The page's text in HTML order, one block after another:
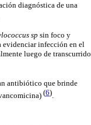
diagnóstica de una
sp sin foco y
evidenciar infección en el
luego de transcurrido
antibiótico que brinde
(6).